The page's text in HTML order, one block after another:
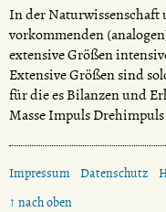
In der Naturwissenschaft
vorkommenden
extensive Größen
Extensive Größen sind
für die es Bilanzen und
Masse Impuls
Impressum Datenschutz
↑ nach oben